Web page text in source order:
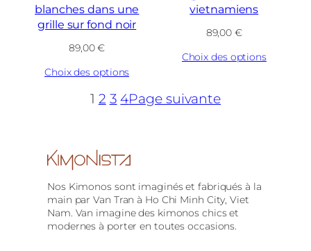
blanches dans une
grille sur fond noir
89,00€
Choix des options
vietnamiens
89,00€
Choix des options
1 2 3 4Page suivante
Nos Kimonos sont imaginés et fabriqués à la
main par Van Tran à Ho Chi Minh City, Viet
Nam. Van imagine des kimonos chics et
modernes à porter en toutes occasions.